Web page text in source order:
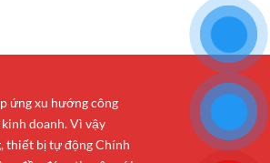
ứng xu hướng công
doanh. Vì vậy
thiết bị tự động Chính